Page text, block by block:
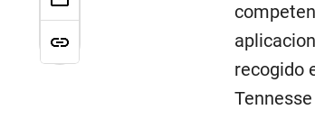
recogido